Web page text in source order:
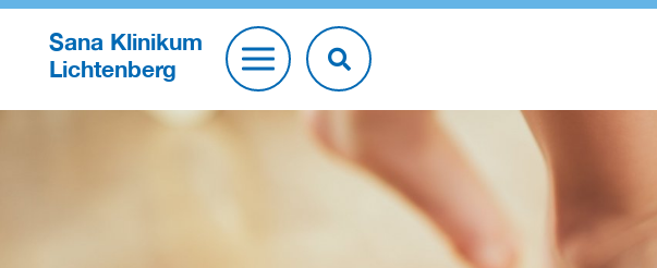
Sana Klinikum
Lichtenberg